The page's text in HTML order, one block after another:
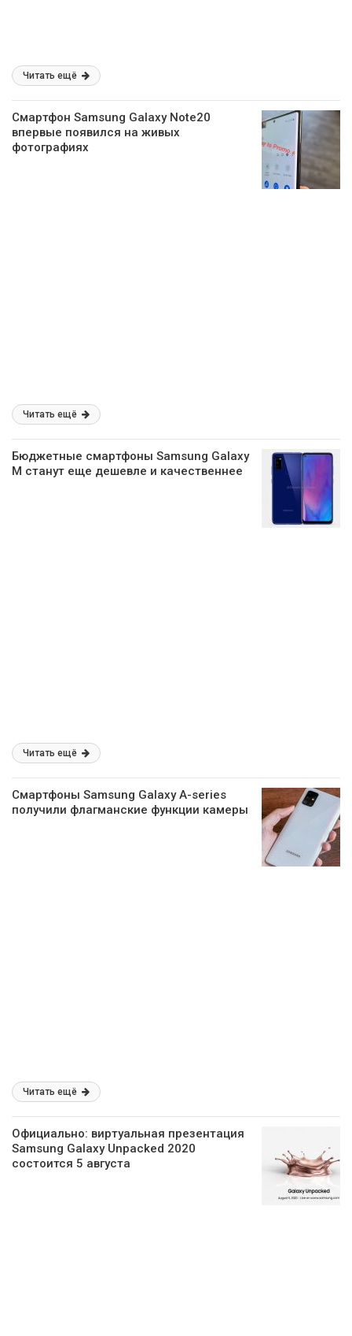
Читать ещё
Смартфон Samsung Galaxy Note20
впервые появился на живых
фотографиях
Читать ещё
Бюджетные смартфоны Samsung Galaxy
M станут еще дешевле и качественнее
Читать ещё
Смартфоны Samsung Galaxy A-series
получили флагманские функции камеры
Читать ещё
Официально: виртуальная презентация
Samsung Galaxy Unpacked 2020
состоится 5 августа